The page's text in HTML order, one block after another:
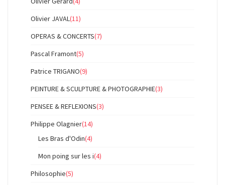
Olivier JAVAL(11)
OPERAS & CONCERTS(7)
Pascal Framont(5)
Patrice TRIGANO(9)
PEINTURE & SCULPTURE & PHOTOGRAPHIE(3)
PENSEE & REFLEXIONS(3)
Philippe Olagnier(14)
Les Bras d'Odin(4)
Mon poing sur les i(4)
Philosophie(5)